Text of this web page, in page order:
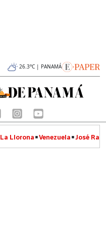
26.3°C | PANAMÁ
La Llorona Venezuela José